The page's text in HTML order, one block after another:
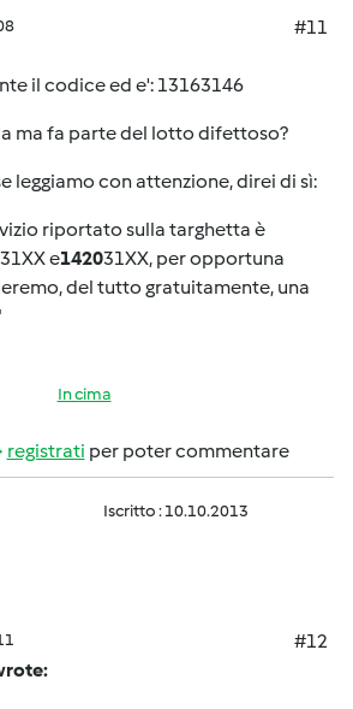
#11
il codice ed e': 13163146
ma fa parte del lotto difettoso?
leggiamo con attenzione, direi di sì:
riportato sulla targhetta è
31XX e142031XX, per opportuna
del tutto gratuitamente, una
In cima
registrati per poter commentare
Iscritto : 10.10.2013
#12